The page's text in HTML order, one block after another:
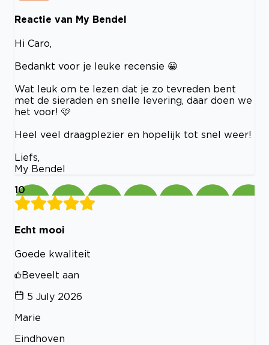
Reactie van My Bendel
Hi Caro,
Bedankt voor je leuke recensie 😀
Wat leuk om te lezen dat je zo tevreden bent
met de sieraden en snelle levering, daar doen we
het voor! 🩷
Heel veel draagplezier en hopelijk tot snel weer!
Liefs,
My Bendel
10
Echt mooi
Goede kwaliteit
Beveelt aan
5 July 2026
Marie
Eindhoven